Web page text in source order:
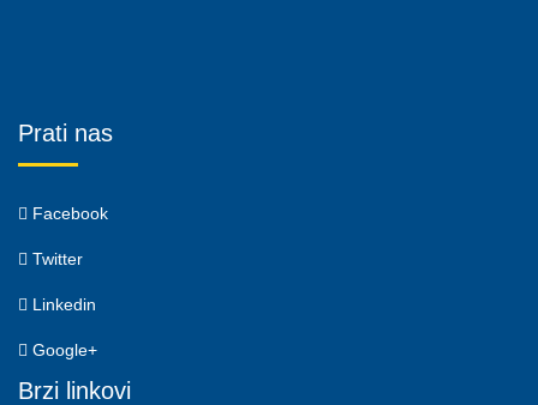
Prati nas
Facebook
Twitter
Linkedin
Google+
Brzi linkovi